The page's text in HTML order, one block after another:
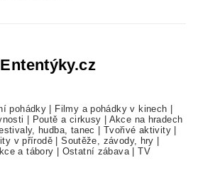
pohádky | Filmy a pohádky v kinech |
| Poutě a cirkusy | Akce na hradech
hudba, tanec | Tvořivé aktivity |
v přírodě |Soutěže, závody, hry |
a tábory | Ostatní zábava |TV